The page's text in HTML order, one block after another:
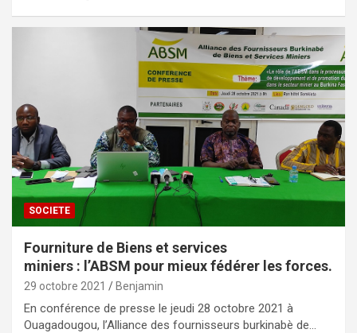
SOCIETE
Fourniture de Biens et services
miniers : l’ABSM pour mieux fédérer les forces.
29 octobre 2021 Benjamin
En conférence de presse le jeudi 28 octobre 2021 à
Ouagadougou, l’Alliance des fournisseurs burkinabè de…